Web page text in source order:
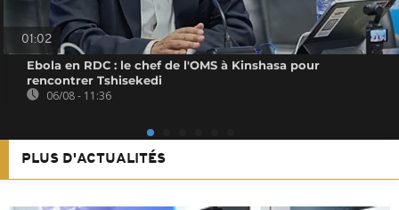
01:02
Ebola en RDC : le chef de l'OMS à Kinshasa pour
rencontrer Tshisekedi
06/08 - 11:36
PLUS D'ACTUALITÉS